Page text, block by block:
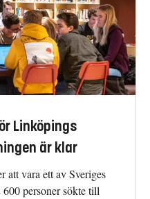
Linköpings
är klar
att vara ett av Sveriges
personer sökte till